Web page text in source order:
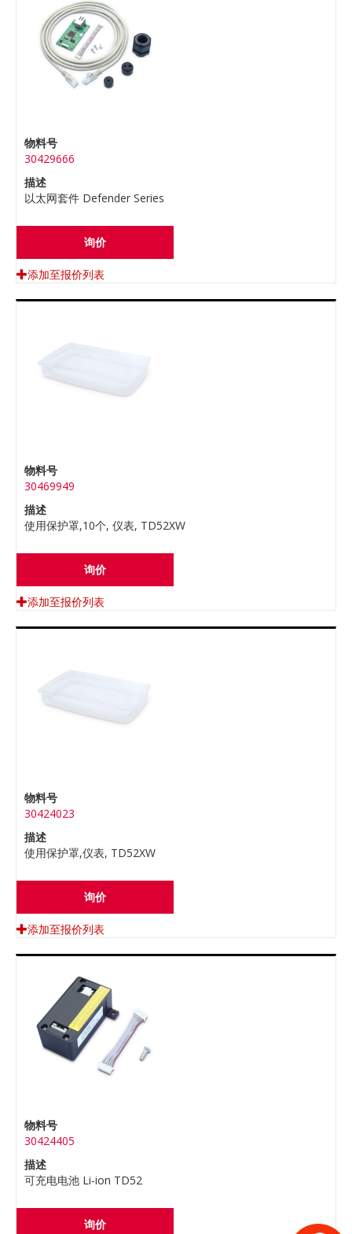
物料号
30429666
描述
以太网套件 Defender Series
询价
添加至报价列表
物料号
30469949
描述
使用保护罩,10个, 仪表, TD52XW
询价
添加至报价列表
物料号
30424023
描述
使用保护罩,仪表, TD52XW
询价
添加至报价列表
物料号
30424405
描述
可充电电池 Li-ion TD52
询价